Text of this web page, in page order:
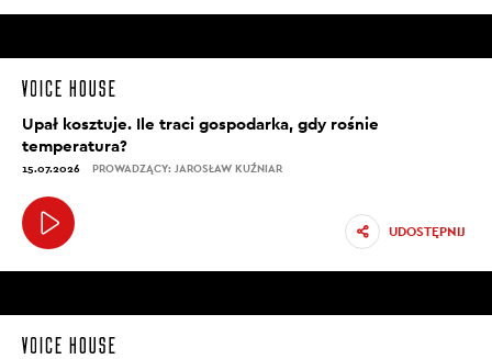
Upał kosztuje. Ile traci gospodarka, gdy rośnie
temperatura?
15.07.2026 PROWADZĄCY: JAROSŁAW KUŹNIAR
UDOSTĘPNIJ